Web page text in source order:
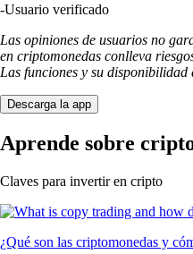
-Usuario verificado
Las opiniones de usuarios no
en criptomonedas conlleva
Las funciones y su disponibilidad
Descarga la app
Aprende sobre
Claves para invertir en cripto
¿Qué son las criptomonedas y